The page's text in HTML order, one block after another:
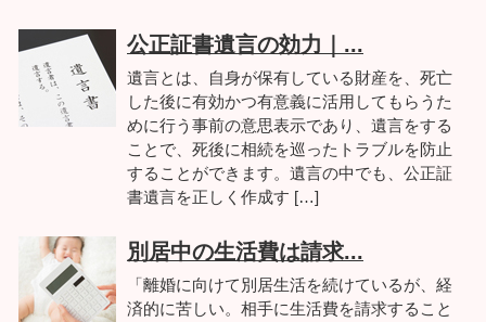
公正証書遺言の効力｜...
遺言とは、自身が保有している財産を、死亡
した後に有効かつ有意義に活用してもらうた
めに行う事前の意思表示であり、遺言をする
ことで、死後に相続を巡ったトラブルを防止
することができます。遺言の中でも、公正証
書遺言を正しく作成す […]
別居中の生活費は請求...
「離婚に向けて別居生活を続けているが、経
済的に苦しい。相手に生活費を請求すること